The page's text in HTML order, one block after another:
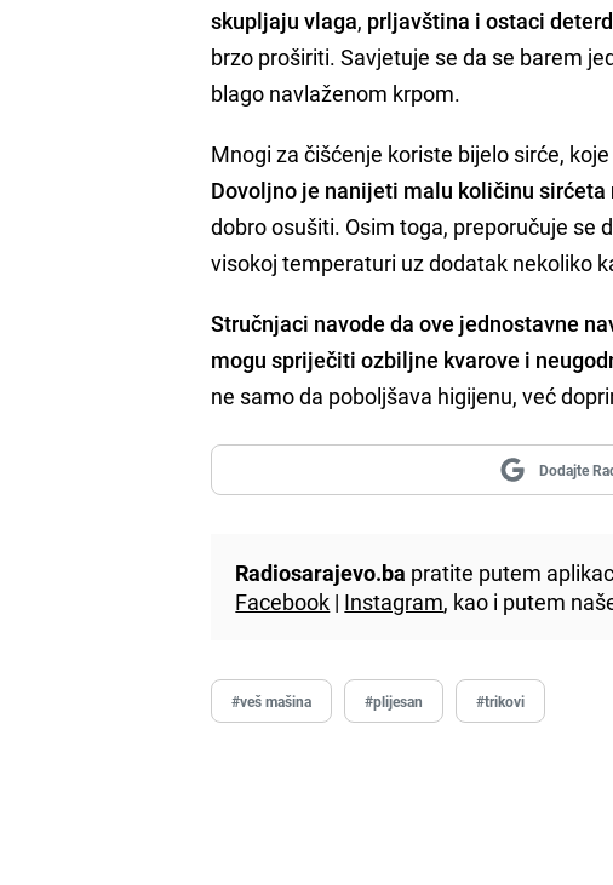
skupljaju vlaga, prljavština i ostaci
brzo proširiti. Savjetuje se da se barem
blago navlaženom krpom.
Mnogi za čišćenje koriste bijelo sirće,
Dovoljno je nanijeti malu količinu
dobro osušiti. Osim toga, preporučuje se
visokoj temperaturi uz dodatak nekoliko
Stručnjaci navode da ove jednostavne
mogu spriječiti ozbiljne kvarove i
ne samo da poboljšava higijenu, već
Dodajte
Radiosarajevo.ba pratite putem
Facebook | Instagram, kao i putem
#veš mašina #plijesan #trikovi